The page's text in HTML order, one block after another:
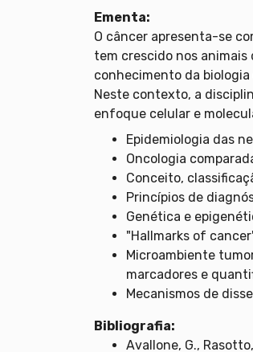
Ementa:
O câncer apresenta-se
tem crescido nos animais
conhecimento da
Neste contexto, a
enfoque celular e
Epidemiologia das
Oncologia
Conceito,
Princípios de
Genética e
"Hallmarks of
Microambiente
marcadores e
Mecanismos de
Bibliografia:
Avallone, G.,